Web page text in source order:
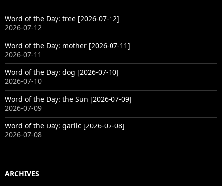
Word of the Day: tree [2026-07-12]
2026-07-12
Word of the Day: mother [2026-07-11]
2026-07-11
Word of the Day: dog [2026-07-10]
2026-07-10
Word of the Day: the Sun [2026-07-09]
2026-07-09
Word of the Day: garlic [2026-07-08]
2026-07-08
ARCHIVES